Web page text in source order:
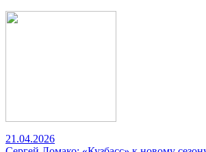
21.04.2026